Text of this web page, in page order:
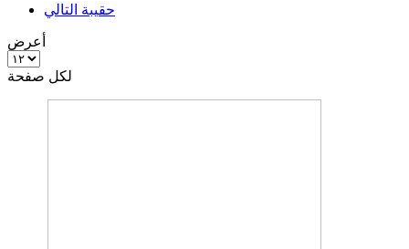
حقيبة التالي
أعرض
لكل صفحة